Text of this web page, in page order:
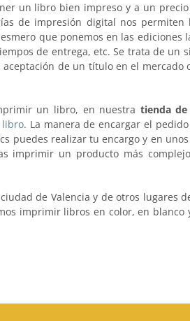
un libro bien impreso y a un
de impresión digital nos permiten
que ponemos en las ediciones
de entrega, etc. Se trata de un
de un título en el mercado
un libro, en nuestra tienda
libro. La manera de encargar el
puedes realizar tu encargo y en
imprimir un producto más
de Valencia y de otros lugares
imprimir libros en color, en blanco